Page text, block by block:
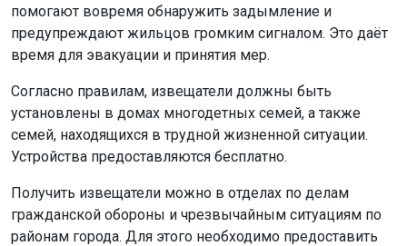
помогают вовремя обнаружить задымление и
предупреждают жильцов громким сигналом. Это даёт
время для эвакуации и принятия мер.
Согласно правилам, извещатели должны быть
установлены в домах многодетных семей, а также
семей, находящихся в трудной жизненной ситуации.
Устройства предоставляются бесплатно.
Получить извещатели можно в отделах по делам
гражданской обороны и чрезвычайным ситуациям по
районам города. Для этого необходимо предоставить